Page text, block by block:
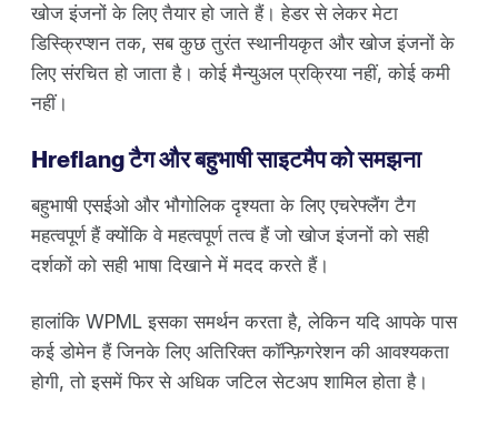
खोज इंजनों के लिए तैयार हो जाते हैं। हेडर से लेकर मेटा
डिस्क्रिप्शन तक, सब कुछ तुरंत स्थानीयकृत और खोज इंजनों के
लिए संरचित हो जाता है। कोई मैन्युअल प्रक्रिया नहीं, कोई कमी
नहीं।
Hreflang टैग और बहुभाषी साइटमैप को समझना
बहुभाषी एसईओ और भौगोलिक दृश्यता के लिए एचरेफ्लैंग टैग
महत्वपूर्ण हैं क्योंकि वे महत्वपूर्ण तत्व हैं जो खोज इंजनों को सही
दर्शकों को सही भाषा दिखाने में मदद करते हैं।
हालांकि WPML इसका समर्थन करता है, लेकिन यदि आपके पास
कई डोमेन हैं जिनके लिए अतिरिक्त कॉन्फ़िगरेशन की आवश्यकता
होगी, तो इसमें फिर से अधिक जटिल सेटअप शामिल होता है।